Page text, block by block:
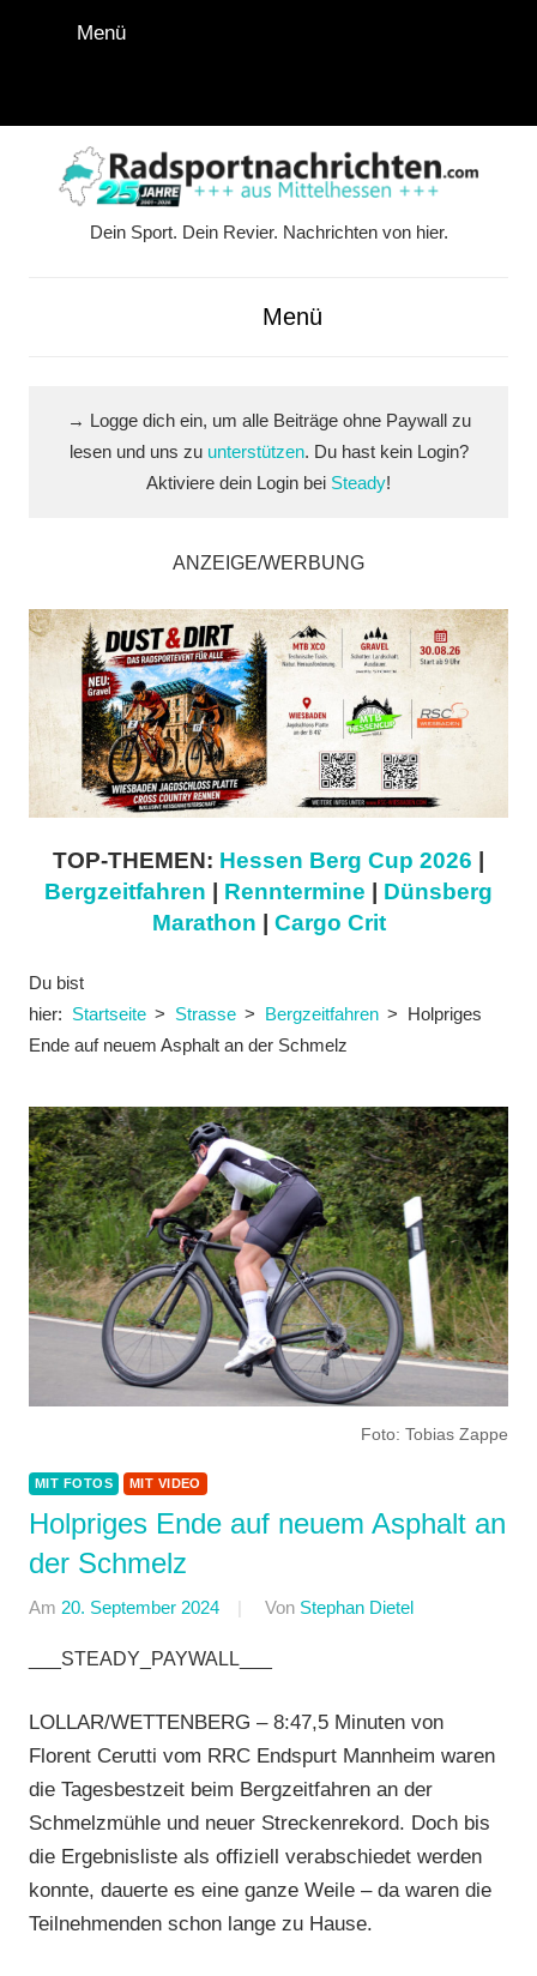
Feed
Menü
Dein Sport. Dein Revier. Nachrichten von hier.
Menü
→ Logge dich ein, um alle Beiträge ohne Paywall zu
lesen und uns zu unterstützen. Du hast kein Login?
Aktiviere dein Login bei Steady!
ANZEIGE/WERBUNG
TOP-THEMEN: Hessen Berg Cup 2026
Bergzeitfahren
Renntermine
Dünsberg
Marathon
Cargo Crit
Du bist
hier: Startseite Strasse Bergzeitfahren
Holpriges
Ende auf neuem Asphalt an der Schmelz
Foto: Tobias Zappe
MIT FOTOS MIT VIDEO
Holpriges Ende auf neuem Asphalt an
der Schmelz
Am 20. September 2024 Von Stephan Dietel
Endbach
Jedermann
Mit
Fotos
Mit
Video,
___STEADY_PAYWALL___
LOLLAR/WETTENBERG – 8:47,5 Minuten von
Florent Cerutti vom RRC Endspurt Mannheim waren
die Tagesbestzeit beim Bergzeitfahren an der
Schmelzmühle und neuer Streckenrekord. Doch bis
die Ergebnisliste als offiziell verabschiedet werden
konnte, dauerte es eine ganze Weile – da waren die
Teilnehmenden schon lange zu Hause.